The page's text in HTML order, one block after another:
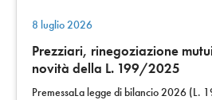
8 luglio 2026
Prezziari, rinegoziazione
novità della L. 199/2025
PremessaLa legge di bilancio 2026